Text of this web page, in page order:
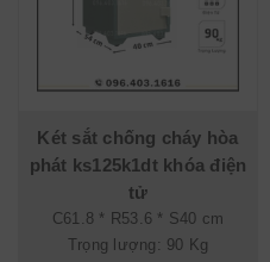
Két sắt chống cháy hòa
phát ks125k1dt khóa điện
tử
C61.8 * R53.6 * S40 cm
Trọng lượng: 90 Kg